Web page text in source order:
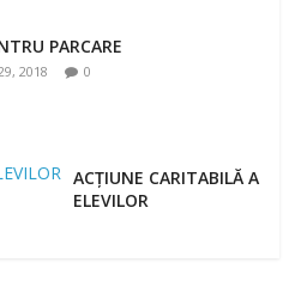
PARCARE
2018 0
ACȚIUNE CARITABILĂ A
ELEVILOR